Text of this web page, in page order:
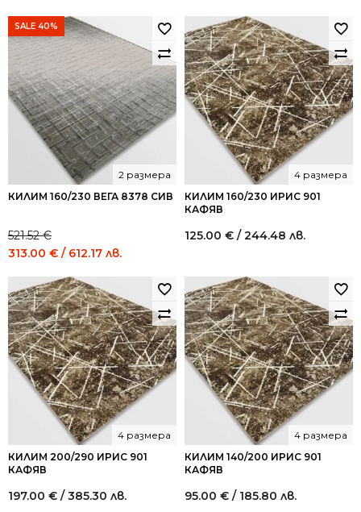
SALE 40%
КИЛИМ 160/230 ВЕГА 8378 СИВ
2 размера
521.52€
Original
was:
521.52 €
/
1,020.00
лв..
313.00 € / 612.17 лв.
313.00 €
/
612.17
лв..
КИЛИМ 160/230 ИРИС 901
КАФЯВ
4 размера
125.00 € / 244.48 лв.
КИЛИМ 200/290 ИРИС 901
КАФЯВ
4 размера
197.00 € / 385.30 лв.
КИЛИМ 140/200 ИРИС 901
КАФЯВ
4 размера
95.00 € / 185.80 лв.